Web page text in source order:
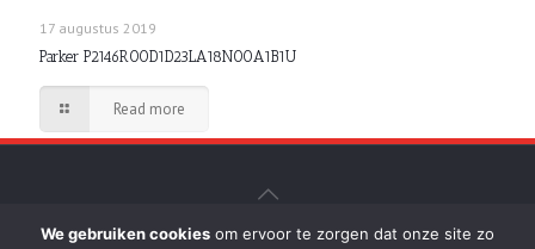
17 augustus 2019
Parker P2146R00D1D23LA18N00A1B1U
Read more
We gebruiken cookies om ervoor te zorgen dat onze site zo